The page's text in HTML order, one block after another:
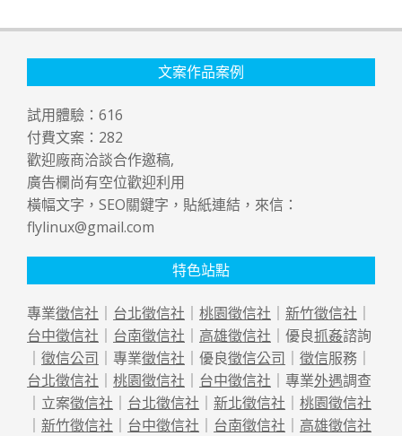
文案作品案例
試用體驗： 616
付費文案： 282
歡迎廠商洽談合作邀稿,
廣告欄尚有空位歡迎利用
橫幅文字，SEO關鍵字，貼紙連結，來信：
flylinux@gmail.com
特色站點
專業徵信社 台北徵信社 桃園徵信社 新竹徵信社
台中徵信社
台南徵信社 高雄徵信社 ｜優良抓姦諮詢
徵信公司 ｜專業徵信社 ｜優良徵信公司 徵信服務｜
台北徵信社
桃園徵信社 台中徵信社 ｜專業外遇調查
｜立案徵信社 台北徵信社 新北徵信社
桃園徵信社
新竹徵信社 台中徵信社 台南徵信社
高雄徵信社